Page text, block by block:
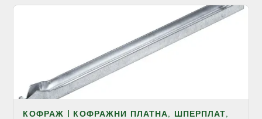
КОФРАЖ | КОФРАЖНИ ПЛАТНА, ШПЕРПЛАТ,